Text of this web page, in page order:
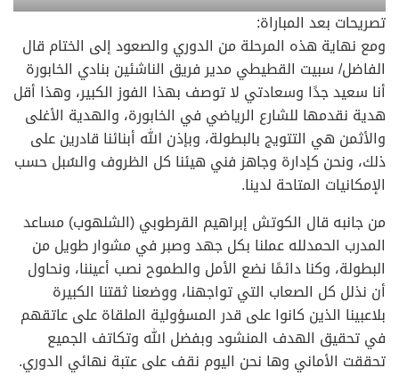
تصريحات بعد المباراة:
ومع نهاية هذه المرحلة من الدوري والصعود إلى الختام قال
الفاضل/ سبيت القطيطي مدير فريق الناشئين بنادي الخابورة
أنا سعيد جدًا وسعادتي لا توصف بهذا الفوز الكبير، وهذا أقل
هدية نقدمها للشارع الرياضي في الخابورة، والهدية الأغلى
والأثمن هي التتويج بالبطولة، وبإذن الله أبنائنا قادرين على
ذلك، ونحن كإدارة وجاهز فني هيئنا كل الظروف والسُبل حسب
الإمكانيات المتاحة لدينا.
من جانبه قال الكوتش إبراهيم القرطوبي (الشلهوب) مساعد
المدرب الحمدلله عملنا بكل جهد وصبر في مشوار طويل من
البطولة، وكنا دائمًا نضع الأمل والطموح نصب أعيننا، ونحاول
أن نذلل كل الصعاب التي تواجهنا، ووضعنا ثقتنا الكبيرة
بلاعبينا الذين كانوا على قدر المسؤولية الملقاة على عاتقهم
في تحقيق الهدف المنشود وبفضل الله وتكاتف الجميع
تحققت الأماني وها نحن اليوم نقف على عتبة نهائي الدوري.